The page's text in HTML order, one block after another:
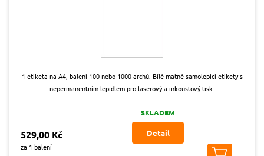
1 etiketa na A4, balení 100 nebo 1000 archů. Bílé matné samolepicí etikety s
nepermanentním lepidlem pro laserový a inkoustový tisk.
529,00 Kč
za 1 balení
SKLADEM
Detail